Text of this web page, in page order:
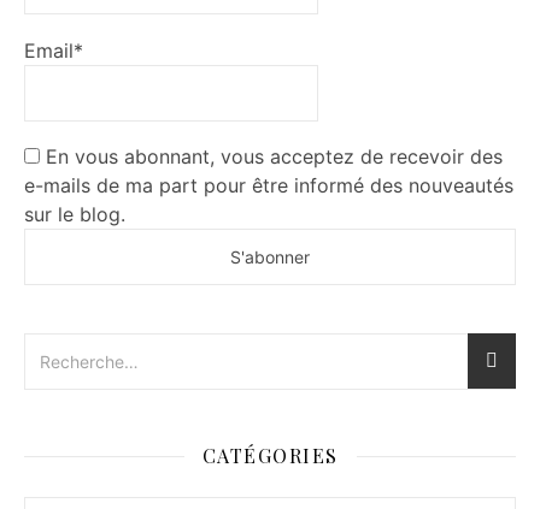
Email*
En vous abonnant, vous acceptez de recevoir des
e-mails de ma part pour être informé des nouveautés
sur le blog.
CATÉGORIES